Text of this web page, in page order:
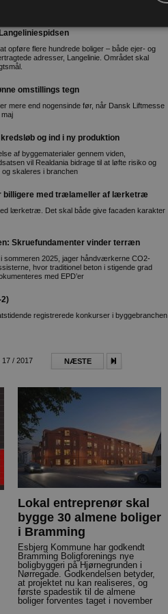
opføre flere hundrede boliger – både ejer- og
adresser, Langelinie. Området skal
omstillings tegn
mere end nogensinde før, når Dansk Liftmesse
og ind i ny produktion
af byggematerialer gennem viden,
vil Realdania bidrage til at løfte risiko og
skaleres i branchen
billigere med trælameller af lærketræ
lærketræ. Det skal både give facaden karakter
Skruefundamenter vinder terræn
2025, jager håndværkerne CO2-
hvor traditionel beton i stigende grad
med EPD’er
registrerede konkurser i byggebranchen
17 / 2017 NÆSTE
Lokal entreprenør skal
bygge 30 almene boliger
i Bramming
Esbjerg Kommune har godkendt
Bramming Boligforenings nye
boligbyggeri på Hjørnegrunden i
Nørregade. Godkendelsen betyder,
at projektet nu kan realiseres, og
første spadestik til de almene
boliger forventes taget i november